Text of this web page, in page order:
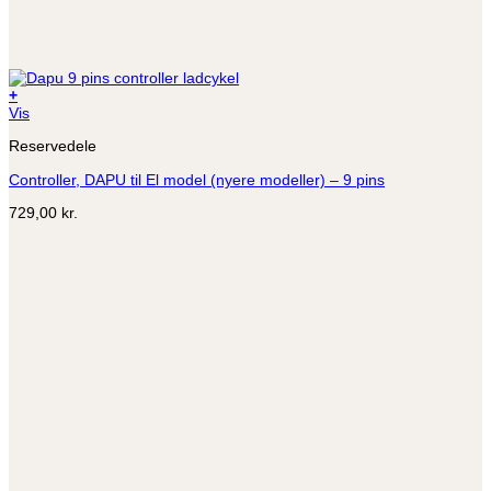
+
Vis
Reservedele
Controller, DAPU til El model (nyere modeller) – 9 pins
729,00 kr.